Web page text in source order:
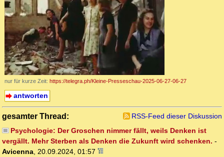
nur für kurze Zeit: https://telegra.ph/Kleine-Presseschau-2025-06-27-06-27
antworten
gesamter Thread:
RSS-Feed dieser Diskussion
Psychologie: Der Groschen nimmer fällt, weils Denken ist
vergällt. Mehr Sterben als Denken die Zukunft wird schenken. -
Avicenna, 20.09.2024, 01:57